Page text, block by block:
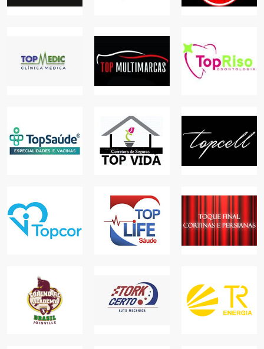
INFORMÁTICA SAÚDE
TOP
MULTIMARCAS
VEÍCULOS
AUTOS
TOP RISO
ODONTOLOGIA
TOP SAÚDE
TOP VIDA
CORRETORA DE
SEGUROS
PLANOS E
SEGUROS
TOPCELL
COMÉRCIO
TOPCOR
TOPLIFESAUDE
PLANOS E
SEGUROS
TOQUE FINAL
CORTINAS E
PARA SUA CASA
TORINO
ACADEMIAS
TORK CERTO
AUTO
MECÂNICA
TR ENERGIA